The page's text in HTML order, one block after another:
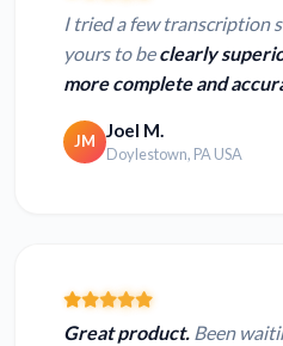
I tried a few transcription
yours to beclearly
more complete and
JM Joel M.
Doylestown, PA USA
Great product. Been